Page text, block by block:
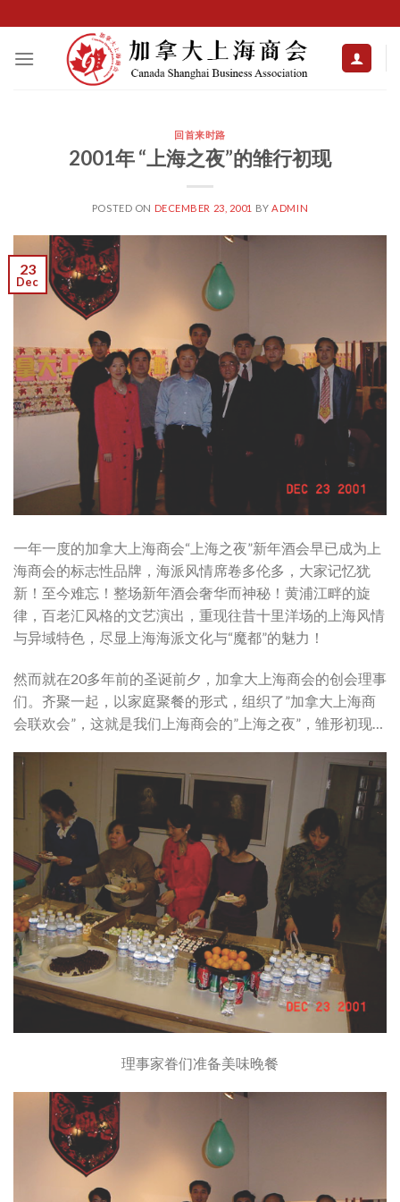
to
content
回首来时路
2001年 “上海之夜”的雏行初现
POSTED ON DECEMBER 23, 2001 BY ADMIN
23
Dec
一年一度的加拿大上海商会“上海之夜”新年酒会早已成为上
海商会的标志性品牌，海派风情席卷多伦多，大家记忆犹
新！至今难忘！整场新年酒会奢华而神秘！黄浦江畔的旋
律，百老汇风格的文艺演出，重现往昔十里洋场的上海风情
与异域特色，尽显上海海派文化与“魔都”的魅力！
然而就在20多年前的圣诞前夕，加拿大上海商会的创会理事
们。齐聚一起，以家庭聚餐的形式，组织了”加拿大上海商
会联欢会”，这就是我们上海商会的”上海之夜”，雏形初现…
理事家眷们准备美味晚餐